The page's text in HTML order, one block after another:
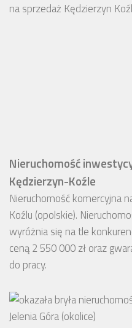
Nieruchomość
Kędzierzyn-Koźle
Nieruchomość komercyjna
Koźlu (opolskie).
wyróżnia się na tle
ceną 2 550 000 zł oraz
do pracy.